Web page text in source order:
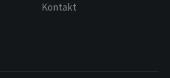
Kontakt